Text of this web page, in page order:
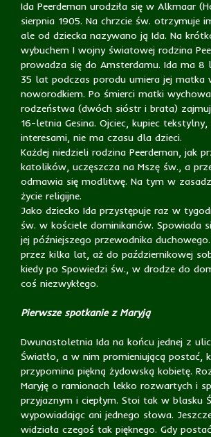
Ida Peerdeman urodziła się w Alkmaar
sierpnia 1905. Na chrzcie św. otrzymuje
ale od dziecka nazywano ją Ida. Na
wybuchem I wojny światowej rodzina
prowadza się do Amsterdamu. Ida ma 8
35 lat podczas porodu umiera jej matka
noworodkiem. Po śmierci matki
rodzeństwa (dwóch sióstr i brata)
16-letnia Gesina. Ojciec, kupiec
interesami, nie ma czasu dla dzieci.
Każdej niedzieli rodzina Peerdeman, jak
katolików, uczęszcza na Mszę św., a
odmawia się modlitwę. Na tym w
życie religijne.
Jako dziecko Ida przystępuje raz w
św. w kościele dominikanów. Spowiada
jej późniejszego przewodnika
przez kilka lat, aż do październikowej
kiedy po Spowiedzi św., w drodze do
coś niezwykłego.
Pierwsze spotkanie z Maryją
Dwunastoletnia Ida na końcu jednej z
Światło, a w nim promieniującą postać,
przypomina piękną żydowską kobietę.
Maryję o ramionach lekko rozwartych i
przyjaznym i ciepłym. Stoi tak w blasku
wypowiadając ani jednego słowa.
widziała czegoś tak pięknego. Gdy